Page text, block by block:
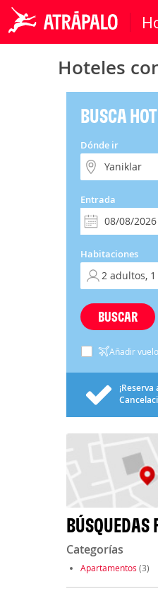
Hoteles
BUSCA
Dónde ir
Entrada
Habitaciones
BUSCAR
Añadir vuelo
BÚSQUEDAS
Categorías
Apartamentos (3)